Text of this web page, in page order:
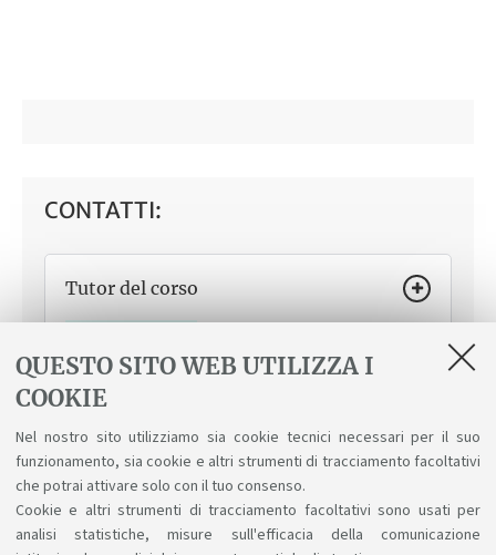
QUESTO SITO WEB UTILIZZA I
COOKIE
Nel nostro sito utilizziamo sia cookie tecnici necessari per il suo
funzionamento, sia cookie e altri strumenti di tracciamento facoltativi
che potrai attivare solo con il tuo consenso.
Cookie e altri strumenti di tracciamento facoltativi sono usati per
analisi statistiche, misure sull'efficacia della comunicazione
CONTATTI:
Tutor del corso
delle lezioni, dalla compilazione del piano di studi agli
esami o alle indicazioni per la tesi. Studia come te, può
consigliarti su come organizzare gli studi.
Nicola BELLI